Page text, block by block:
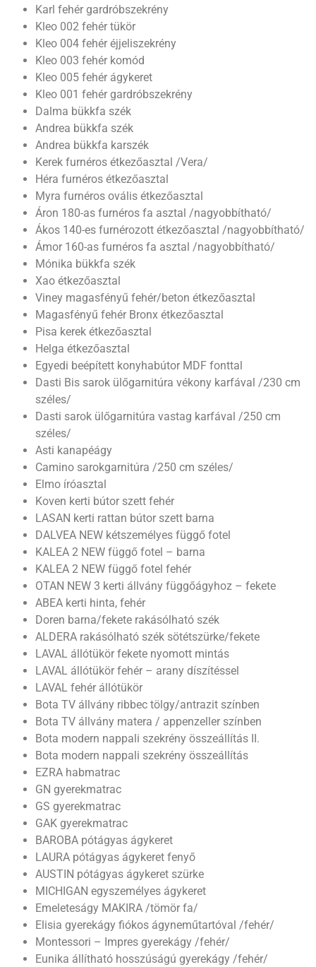
Karl fehér gardróbszekrény
Kleo 002 fehér tükör
Kleo 004 fehér éjjeliszekrény
Kleo 003 fehér komód
Kleo 005 fehér ágykeret
Kleo 001 fehér gardróbszekrény
Dalma bükkfa szék
Andrea bükkfa szék
Andrea bükkfa karszék
Kerek furnéros étkezőasztal /Vera/
Héra furnéros étkezőasztal
Myra furnéros ovális étkezőasztal
Áron 180-as furnéros fa asztal /nagyobbítható/
Ákos 140-es furnérozott étkezőasztal /nagyobbítható/
Ámor 160-as furnéros fa asztal /nagyobbítható/
Mónika bükkfa szék
Xao étkezőasztal
Viney magasfényű fehér/beton étkezőasztal
Magasfényű fehér Bronx étkezőasztal
Pisa kerek étkezőasztal
Helga étkezőasztal
Egyedi beépített konyhabútor MDF fonttal
Dasti Bis sarok ülőgarnitúra vékony karfával /230 cm
széles/
Dasti sarok ülőgarnitúra vastag karfával /250 cm
széles/
Asti kanapéágy
Camino sarokgarnitúra /250 cm széles/
Elmo íróasztal
Koven kerti bútor szett fehér
LASAN kerti rattan bútor szett barna
DALVEA NEW kétszemélyes függő fotel
KALEA 2 NEW függő fotel – barna
KALEA 2 NEW függő fotel fehér
OTAN NEW 3 kerti állvány függőágyhoz – fekete
ABEA kerti hinta, fehér
Doren barna/fekete rakásólható szék
ALDERA rakásólható szék sötétszürke/fekete
LAVAL állótükör fekete nyomott mintás
LAVAL állótükör fehér – arany díszítéssel
LAVAL fehér állótükör
Bota TV állvány ribbec tölgy/antrazit színben
Bota TV állvány matera / appenzeller színben
Bota modern nappali szekrény összeállítás II.
Bota modern nappali szekrény összeállítás
EZRA habmatrac
GN gyerekmatrac
GS gyerekmatrac
GAK gyerekmatrac
BAROBA pótágyas ágykeret
LAURA pótágyas ágykeret fenyő
AUSTIN pótágyas ágykeret szürke
MICHIGAN egyszemélyes ágykeret
Emeleteságy MAKIRA /tömör fa/
Elisia gyerekágy fiókos ágyneműtartóval /fehér/
Montessori – Impres gyerekágy /fehér/
Eunika állítható hosszúságú gyerekágy /fehér/